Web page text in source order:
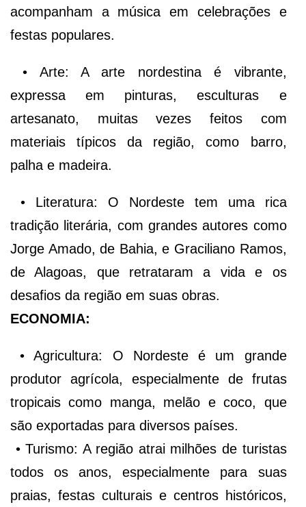
acompanham a música em celebrações e
festas populares.
• Arte: A arte nordestina é vibrante,
expressa em pinturas, esculturas e
artesanato, muitas vezes feitos com
materiais típicos da região, como barro,
palha e madeira.
• Literatura: O Nordeste tem uma rica
tradição literária, com grandes autores como
Jorge Amado, de Bahia, e Graciliano Ramos,
de Alagoas, que retrataram a vida e os
desafios da região em suas obras.
ECONOMIA:
• Agricultura: O Nordeste é um grande
produtor agrícola, especialmente de frutas
tropicais como manga, melão e coco, que
são exportadas para diversos países.
• Turismo: A região atrai milhões de turistas
todos os anos, especialmente para suas
praias, festas culturais e centros históricos,